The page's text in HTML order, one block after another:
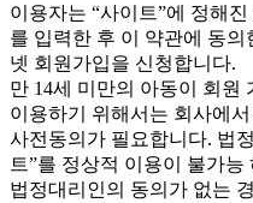
이용자는 “사이트”에 정해
를 입력한 후 이 약관에 동
넷 회원가입을 신청합니다.
만 14세 미만의 아동이 회원
이용하기 위해서는 회사에
사전동의가 필요합니다. 법
트”를 정상적 이용이 불가능
법정대리인의 동의가 없는